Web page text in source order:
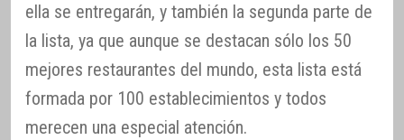
ella se entregarán, y también la segunda parte de
la lista, ya que aunque se destacan sólo los 50
mejores restaurantes del mundo, esta lista está
formada por 100 establecimientos y todos
merecen una especial atención.